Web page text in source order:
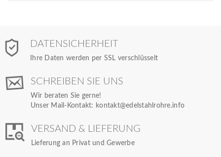
DATENSICHERHEIT
Ihre Daten werden per SSL verschlüsselt
SCHREIBEN SIE UNS
Wir beraten Sie gerne!
Unser Mail-Kontakt: kontakt@edelstahlrohre.info
VERSAND & LIEFERUNG
Lieferung an Privat und Gewerbe